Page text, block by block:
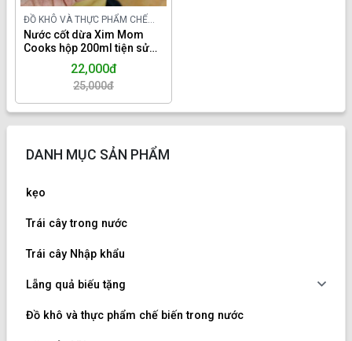
ĐỒ KHÔ VÀ THỰC PHẨM CHẾ
BIẾN TRONG NƯỚC
Nước cốt dừa Xim Mom
Cooks hộp 200ml tiện sử
22,000đ
25,000đ
DANH MỤC SẢN PHẨM
kẹo
Trái cây trong nước
Trái cây Nhập khẩu
Lẵng quả biếu tặng
Đồ khô và thực phẩm chế biến trong nước